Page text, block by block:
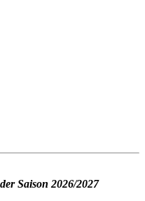
Saison 2026/2027